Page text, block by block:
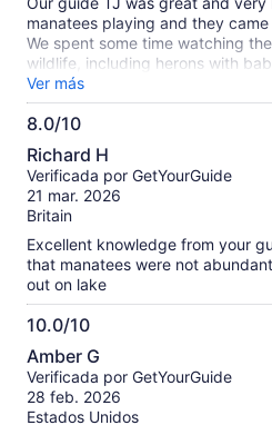
manatees playing and they
We spent some time watching
wildlife, including herons with
eagles, a water snake, turtles,
birds. The tour was good for
beginners!
Ver más
8.0/10
8.0
de
10
Richard H
Verificada por GetYourGuide
21 mar. 2026
Britain
Excellent knowledge from your
that manatees were not
out on lake
10.0/10
10.0
de
10
Amber G
Verificada por GetYourGuide
28 feb. 2026
Estados Unidos